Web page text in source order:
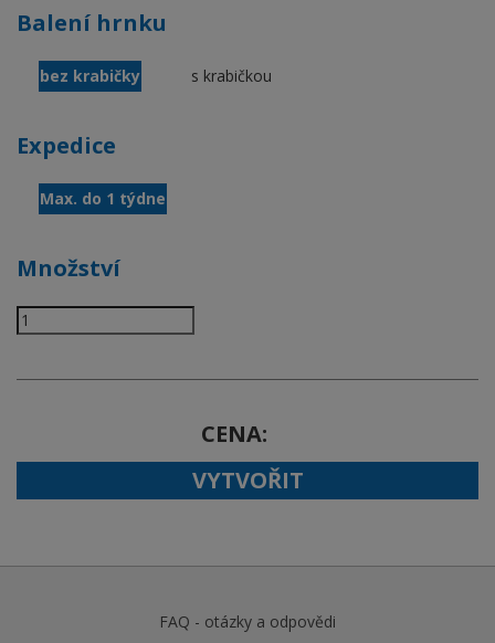
Balení hrnku
bez krabičky s krabičkou
Expedice
Max. do 1 týdne
Množství
CENA
VYTVOŘIT
FAQ - otázky a odpovědi